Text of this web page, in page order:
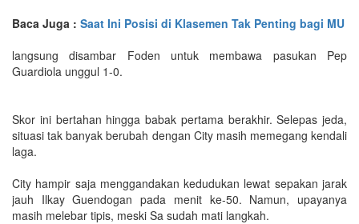
Baca Juga : Saat Ini Posisi di Klasemen Tak Penting bagi MU
langsung disambar Foden untuk membawa pasukan Pep
Guardiola unggul 1-0.
Skor ini bertahan hingga babak pertama berakhir. Selepas jeda,
situasi tak banyak berubah dengan City masih memegang kendali
laga.
City hampir saja menggandakan kedudukan lewat sepakan jarak
jauh Ilkay Guendogan pada menit ke-50. Namun, upayanya
masih melebar tipis, meski Sa sudah mati langkah.